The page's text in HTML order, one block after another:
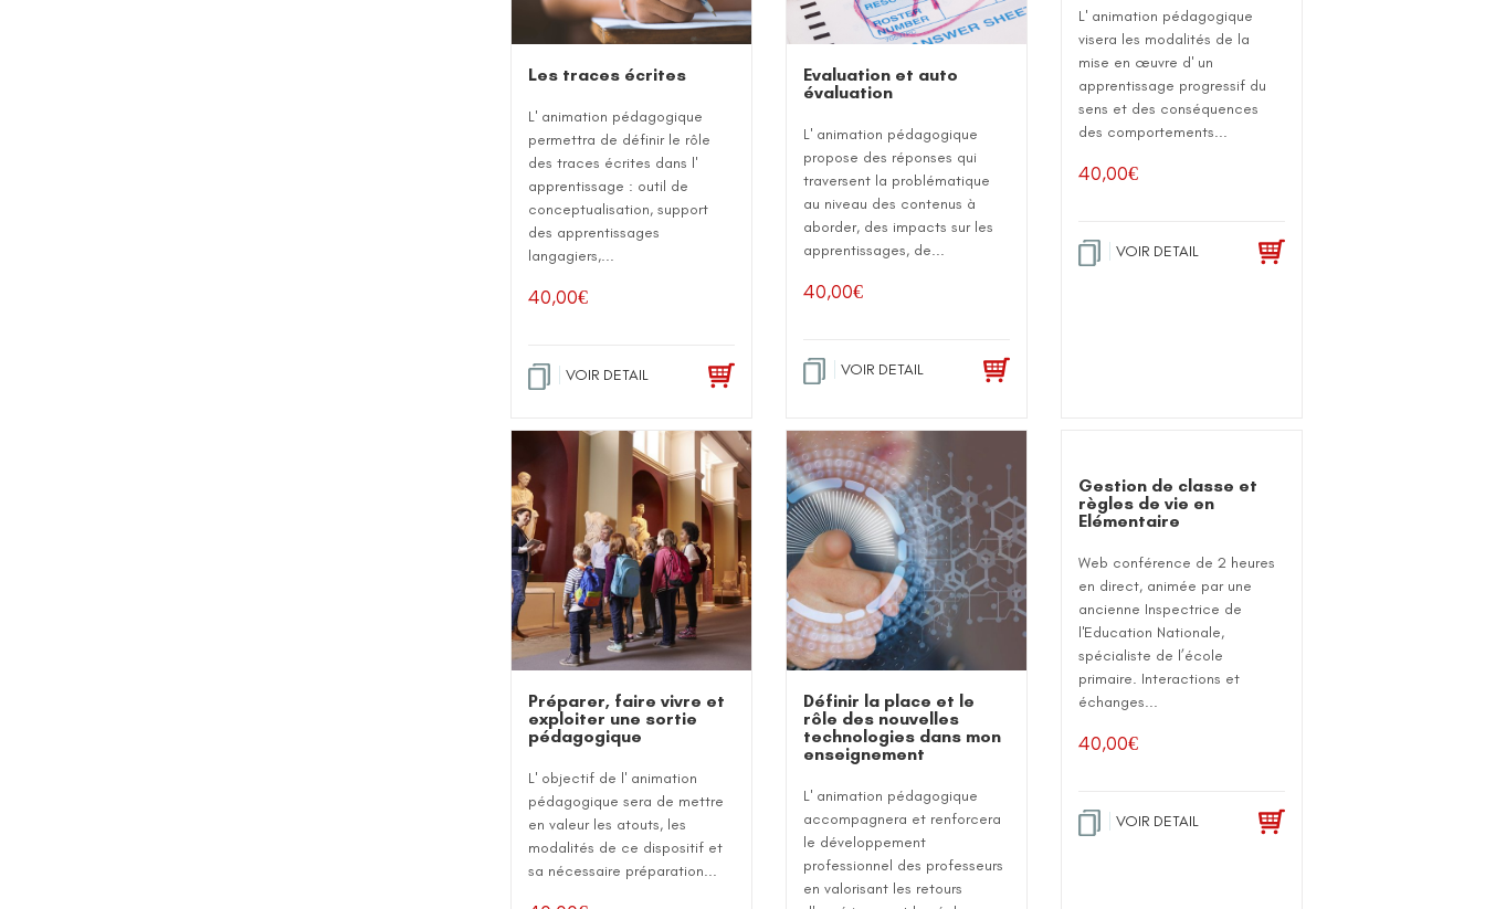
Les traces écrites
L' animation pédagogique
permettra de définir le rôle
des traces écrites dans l'
apprentissage : outil de
conceptualisation, support
des apprentissages
langagiers,...
40,00€
VOIR DETAIL
Evaluation et auto
évaluation
L' animation pédagogique
propose des réponses qui
traversent la problématique
au niveau des contenus à
aborder, des impacts sur les
apprentissages, de...
40,00€
VOIR DETAIL
L' animation pédagogique
visera les modalités de la
mise en œuvre d' un
apprentissage progressif du
sens et des conséquences
des comportements...
40,00€
VOIR DETAIL
Préparer, faire vivre et
exploiter une sortie
pédagogique
L' objectif de l' animation
pédagogique sera de mettre
en valeur les atouts, les
modalités de ce dispositif et
sa nécessaire préparation...
Définir la place et le
rôle des nouvelles
technologies dans mon
enseignement
L' animation pédagogique
accompagnera et renforcera
le développement
professionnel des professeurs
en valorisant les retours
Gestion de classe et
règles de vie en
Elémentaire
Web conférence de 2 heures
en direct, animée par une
ancienne Inspectrice de
l'Education Nationale,
spécialiste de l’école
primaire. Interactions et
échanges...
40,00€
VOIR DETAIL